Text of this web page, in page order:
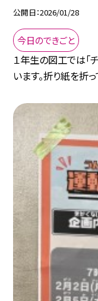
公開日 2026/01/28
今日のできごと
１年生の図工では「
います。折り紙を折っ